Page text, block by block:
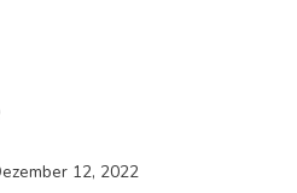
12, 2022